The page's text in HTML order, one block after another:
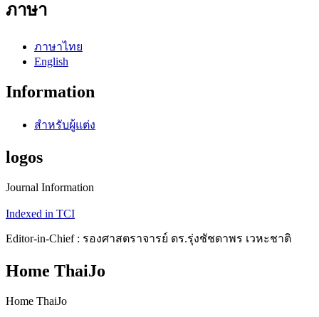
ภาษา
ภาษาไทย
English
Information
สำหรับผู้แต่ง
logos
Journal Information
Indexed in TCI
Editor-in-Chief : รองศาสตราจารย์ ดร.รุ่งชัชดาพร เวหะชาติ
Home ThaiJo
Home ThaiJo